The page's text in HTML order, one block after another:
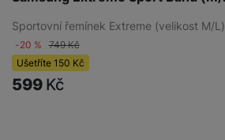
Sportovní řemínek Extreme (velikost M/L)
-20 % 749Kč
Ušetříte 150 Kč
599 Kč